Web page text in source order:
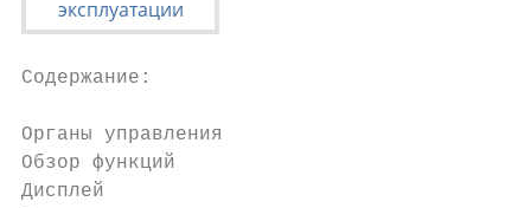
Содержание:
Органы управления
Обзор функций
Дисплей